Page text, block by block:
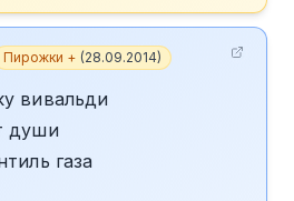
Пирожки + (28.09.2014)
вивальди
души
газа